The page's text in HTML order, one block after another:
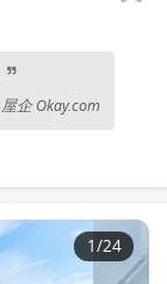
屋企 Okay.com
1/24